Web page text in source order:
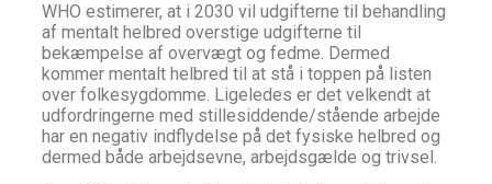
WHO estimerer, at i 2030 vil udgifterne til behandling
af mentalt helbred overstige udgifterne til
bekæmpelse af overvægt og fedme. Dermed
kommer mentalt helbred til at stå i toppen på listen
over folkesygdomme. Ligeledes er det velkendt at
udfordringerne med stillesiddende/stående arbejde
har en negativ indflydelse på det fysiske helbred og
dermed både arbejdsevne, arbejdsgælde og trivsel.